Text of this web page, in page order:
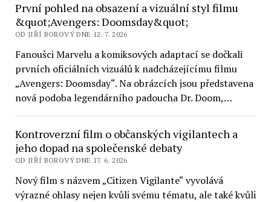
První pohled na obsazení a vizuální styl filmu
&quot;Avengers: Doomsday&quot;
OD JIŘÍ BOROVÝ DNE 12. 7. 2026
Fanoušci Marvelu a komiksových adaptací se dočkali
prvních oficiálních vizuálů k nadcházejícímu filmu
„Avengers: Doomsday“. Na obrázcích jsou představena
nová podoba legendárního padoucha Dr. Doom,…
Kontroverzní film o občanských vigilantech a
jeho dopad na společenské debaty
OD JIŘÍ BOROVÝ DNE 17. 6. 2026
Nový film s názvem „Citizen Vigilante“ vyvolává
výrazné ohlasy nejen kvůli svému tématu, ale také kvůli